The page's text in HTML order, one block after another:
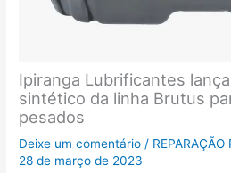
Ipiranga Lubrificantes
sintético da linha Brutus
pesados
Deixe um comentário / REPARAÇÃO
28 de março de 2023